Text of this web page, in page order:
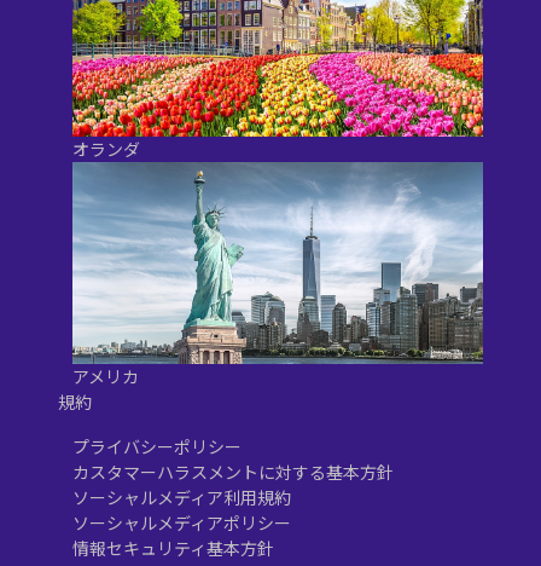
オランダ
アメリカ
規約
プライバシーポリシー
カスタマーハラスメントに対する基本方針
ソーシャルメディア利用規約
ソーシャルメディアポリシー
情報セキュリティ基本方針